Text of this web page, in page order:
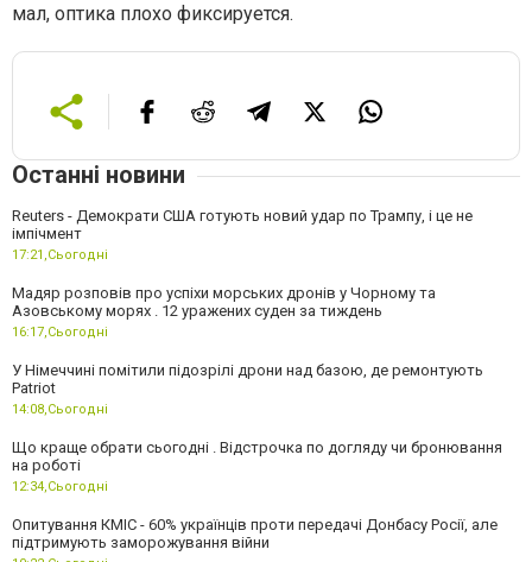
мал, оптика плохо фиксируется.
Останні новини
Reuters - Демократи США готують новий удар по Трампу, і це не
імпічмент
17:21,Сьогодні
Мадяр розповів про успіхи морських дронів у Чорному та
Азовському морях . 12 уражених суден за тиждень
16:17,Сьогодні
У Німеччині помітили підозрілі дрони над базою, де ремонтують
Patriot
14:08,Сьогодні
Що краще обрати сьогодні . Відстрочка по догляду чи бронювання
на роботі
12:34,Сьогодні
Опитування КМІС - 60% українців проти передачі Донбасу Росії, але
підтримують заморожування війни